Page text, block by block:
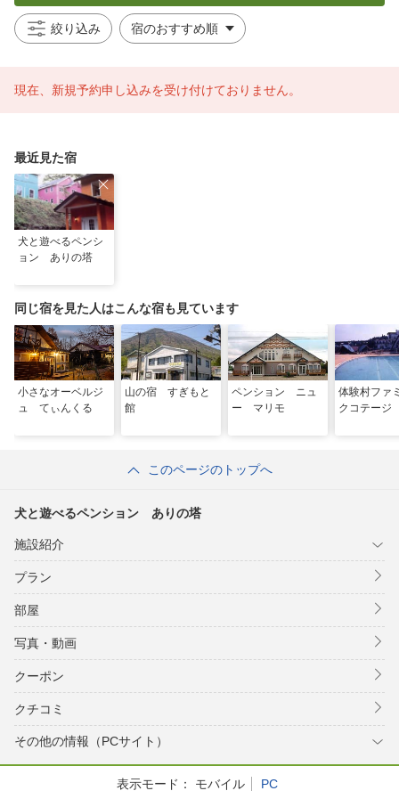
絞り込み
現在、新規予約申し込みを受け付けておりません。
最近見た宿
犬と遊べるペンシ
ョン ありの塔
同じ宿を見た人はこんな宿も見ています
小さなオーベルジ
ュ てぃんくる
山の宿 すぎもと
館
ペンション ニュ
ー マリモ
体験村ファ
クコテージ
このページのトップへ
犬と遊べるペンション ありの塔
施設紹介
プラン
部屋
写真・動画
クーポン
クチコミ
その他の情報（PCサイト）
表示モード： モバイル PC